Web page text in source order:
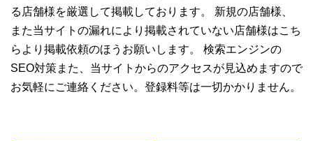
る店舗様を厳選して掲載しております。 新規の店舗様、
また当サイトの漏れにより掲載されていない店舗様はこち
らより掲載依頼のほうお願いします。 検索エンジンの
SEO対策また、当サイトからのアクセスが見込めますので
お気軽にご連絡ください。登録料等は一切かかりません。